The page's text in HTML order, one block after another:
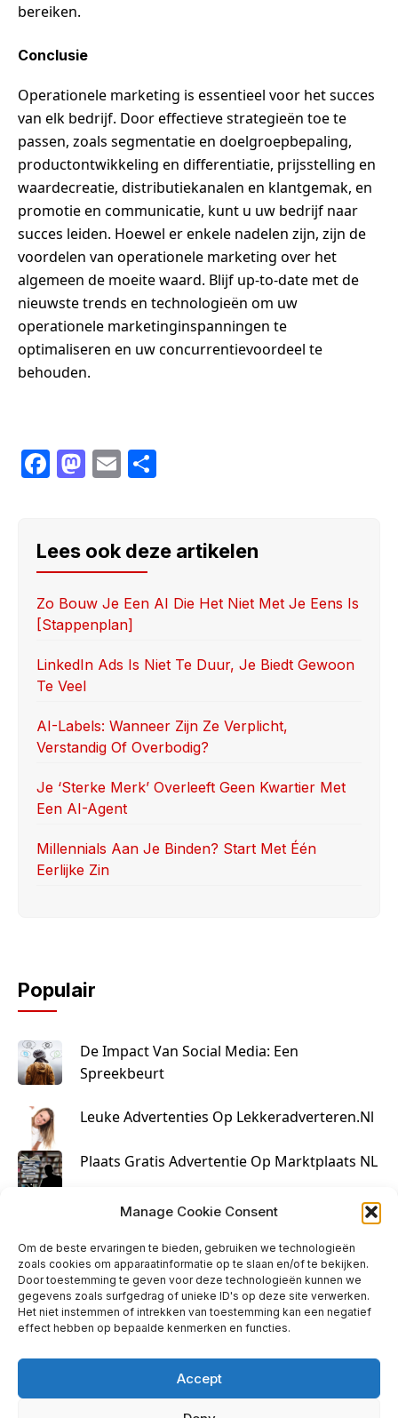
Manage Cookie Consent
Om de beste ervaringen te bieden, gebruiken we technologieën
zoals cookies om apparaatinformatie op te slaan en/of te bekijken.
Door toestemming te geven voor deze technologieën kunnen we
gegevens zoals surfgedrag of unieke ID's op deze site verwerken.
Het niet instemmen of intrekken van toestemming kan een negatief
effect hebben op bepaalde kenmerken en functies.
Accept
bereiken.
Conclusie
Operationele marketing is essentieel voor het succes
van elk bedrijf. Door effectieve strategieën toe te
passen, zoals segmentatie en doelgroepbepaling,
productontwikkeling en differentiatie, prijsstelling en
waardecreatie, distributiekanalen en klantgemak, en
promotie en communicatie, kunt u uw bedrijf naar
succes leiden. Hoewel er enkele nadelen zijn, zijn de
voordelen van operationele marketing over het
algemeen de moeite waard. Blijf up-to-date met de
nieuwste trends en technologieën om uw
operationele marketinginspanningen te
optimaliseren en uw concurrentievoordeel te
behouden.
F
e
b
o
o
k
M
o
d
o
n
E
e
Lees ook deze artikelen
Zo Bouw Je Een AI Die Het Niet Met Je Eens Is
[stappenplan]
LinkedIn Ads Is Niet Te Duur, Je Biedt Gewoon
Te Veel
AI-Labels: Wanneer Zijn Ze Verplicht,
Verstandig Of Overbodig?
Je ‘sterke Merk’ Overleeft Geen Kwartier Met
Een AI-Agent
Millennials Aan Je Binden? Start Met Één
Eerlijke Zin
Populair
De Impact Van Social Media: Een
Spreekbeurt
Leuke Advertenties Op Lekkeradverteren.nl
Plaats Gratis Advertentie Op Marktplaats NL
Kruisbestuiving Voor Succesvolle Marketing